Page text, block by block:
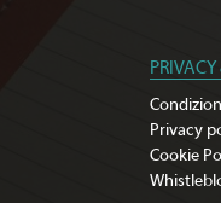
Privacy
Cookie